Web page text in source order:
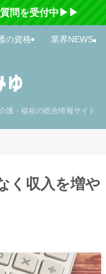
質問を受付中▶▶
護・福祉の総合情報サイト
の資格 業界NEWS
く収入を増や